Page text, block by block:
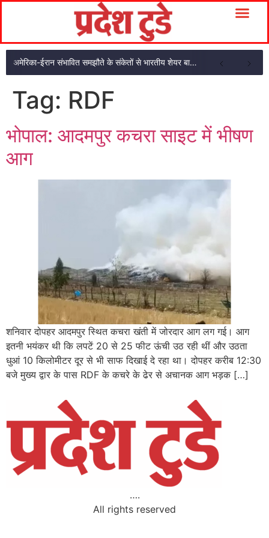
अमेरिका-ईरान संभावित समझौते के संकेतों से भारतीय शेयर बाजार में शुरुआती तेजी
Tag: RDF
भोपाल: आदमपुर कचरा साइट में भीषण
आग
शनिवार दोपहर आदमपुर स्थित कचरा खंती में जोरदार आग लग गई। आग
इतनी भयंकर थी कि लपटें 20 से 25 फीट ऊंची उठ रही थीं और उठता
धुआं 10 किलोमीटर दूर से भी साफ दिखाई दे रहा था। दोपहर करीब 12:30
बजे मुख्य द्वार के पास RDF के कचरे के ढेर से अचानक आग भड़क […]
….
All rights reserved